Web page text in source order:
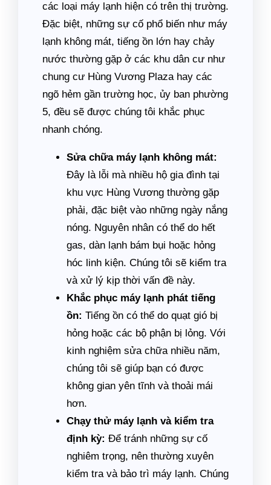
các loại máy lạnh hiện có trên thị trường.
Đặc biệt, những sự cố phổ biến như máy
lạnh không mát, tiếng ồn lớn hay chảy
nước thường gặp ở các khu dân cư như
chung cư Hùng Vương Plaza hay các
ngõ hẻm gần trường học, ủy ban phường
5, đều sẽ được chúng tôi khắc phục
nhanh chóng.
Sửa chữa máy lạnh không mát:
Đây là lỗi mà nhiều hộ gia đình tại
khu vực Hùng Vương thường gặp
phải, đặc biệt vào những ngày nắng
nóng. Nguyên nhân có thể do hết
gas, dàn lạnh bám bụi hoặc hỏng
hóc linh kiện. Chúng tôi sẽ kiểm tra
và xử lý kịp thời vấn đề này.
Khắc phục máy lạnh phát tiếng
ồn: Tiếng ồn có thể do quạt gió bị
hỏng hoặc các bộ phận bị lỏng. Với
kinh nghiệm sửa chữa nhiều năm,
chúng tôi sẽ giúp bạn có được
không gian yên tĩnh và thoải mái
hơn.
Chạy thử máy lạnh và kiểm tra
định kỳ: Để tránh những sự cố
nghiêm trọng, nên thường xuyên
kiểm tra và bảo trì máy lạnh. Chúng